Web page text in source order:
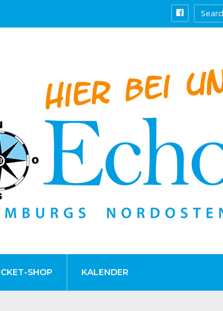
SHOP KALENDER